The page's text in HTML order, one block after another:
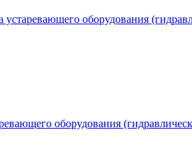
оборудования
оборудования